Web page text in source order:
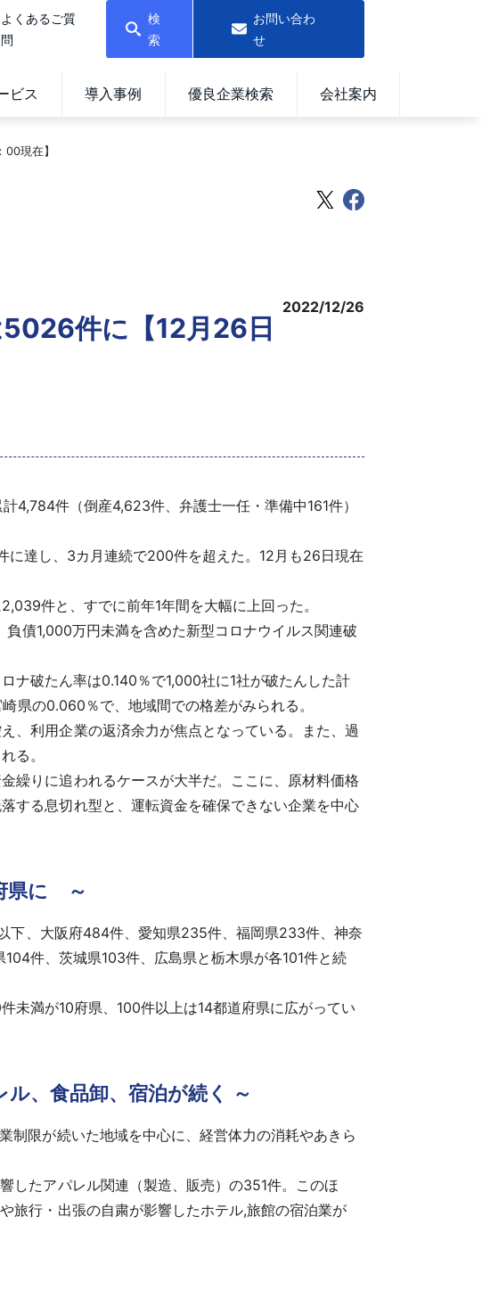
よくあるご質
問
検
索
お問い合わ
せ
ビス 導入事例 優良企業検索 会社案内
現在】
件に【12月26日
2022/12/26
件（倒産4,623件、弁護士一任・準備中161件）
達し、3カ月連続で200件を超えた。12月も26日現在
件と、すでに前年1年間を大幅に上回った。
債1,000万円未満を含めた新型コロナウイルス関連破
破たん率は0.140％で1,000社に1社が破たんした計
県の0.060％で、地域間での格差がみられる。
、利用企業の返済余力が焦点となっている。また、過
る。
繰りに追われるケースが大半だ。ここに、原材料価格
する息切れ型と、運転資金を確保できない企業を中心
県に ～
下、大阪府484件、愛知県235件、福岡県233件、神奈
件、茨城県103件、広島県と栃木県が各101件と続
満が10府県、100件以上は14都道府県に広がってい
、⾷品卸、宿泊が続く ～
限が続いた地域を中心に、経営体力の消耗やあきら
したアパレル関連（製造、販売）の351件。このほ
旅行・出張の自粛が影響したホテル,旅館の宿泊業が